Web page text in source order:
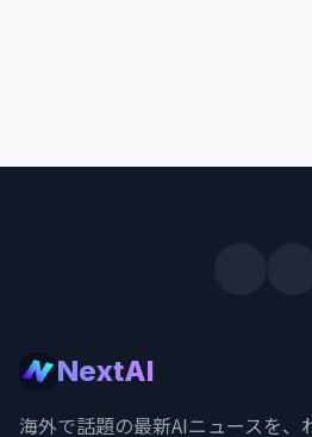
NextAI
海外で話題の最新AIニュースを、